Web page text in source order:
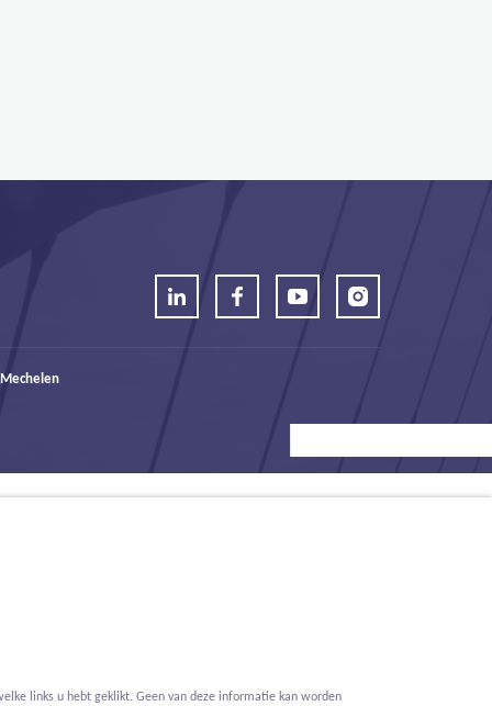
links u hebt geklikt. Geen van deze informatie kan worden